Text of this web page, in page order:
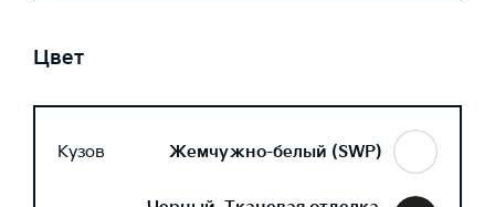
Цвет
Кузов Жемчужно-белый (SWP)